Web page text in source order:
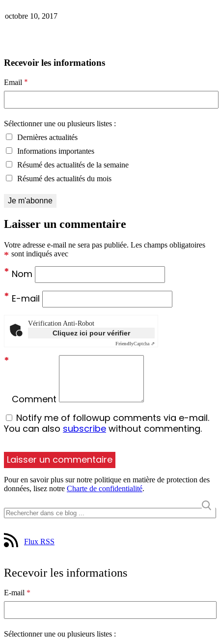
octobre 10, 2017
Recevoir les informations
Email *
Sélectionner une ou plusieurs listes :
Dernières actualités
Informations importantes
Résumé des actualités de la semaine
Résumé des actualités du mois
Laisser un commentaire
Votre adresse e-mail ne sera pas publiée. Les champs obligatoires
sont indiqués avec
*
Nom
*
E-mail
*
Vérification Anti-Robot
Cliquez ici pour vérifier
FriendlyCaptcha ⇗
Comment
*
Notify me of followup comments via e-mail.
You can also subscribe without commenting.
Pour en savoir plus sur notre politique en matière de protection des
données, lisez notre Charte de confidentialité.
Flux RSS
Recevoir les informations
E-mail *
Sélectionner une ou plusieurs listes :